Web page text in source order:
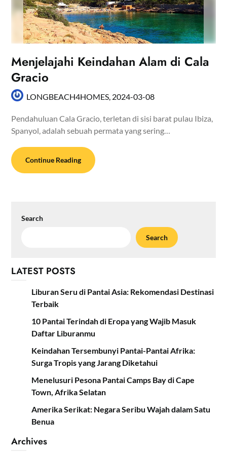
Menjelajahi Keindahan Alam di Cala
Gracio
LONGBEACH4HOMES, 2024-03-08
Pendahuluan Cala Gracio, terletan di sisi barat pulau Ibiza,
Spanyol, adalah sebuah permata yang sering…
Continue Reading
Search
Search
LATEST POSTS
Liburan Seru di Pantai Asia: Rekomendasi Destinasi
Terbaik
10 Pantai Terindah di Eropa yang Wajib Masuk
Daftar Liburanmu
Keindahan Tersembunyi Pantai-Pantai Afrika:
Surga Tropis yang Jarang Diketahui
Menelusuri Pesona Pantai Camps Bay di Cape
Town, Afrika Selatan
Amerika Serikat: Negara Seribu Wajah dalam Satu
Benua
Archives